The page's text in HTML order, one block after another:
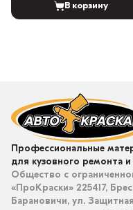
В корзину
Профессиональные
для кузовного ремонта и
Общество с
«ПроКраски» 225417,
Барановичи, ул.